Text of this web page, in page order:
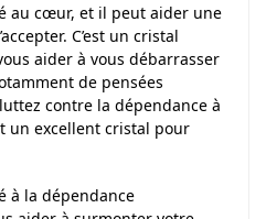
au cœur, et il peut aider une
C’est un cristal
aider à vous débarrasser
de pensées
contre la dépendance à
un excellent cristal pour
à la dépendance